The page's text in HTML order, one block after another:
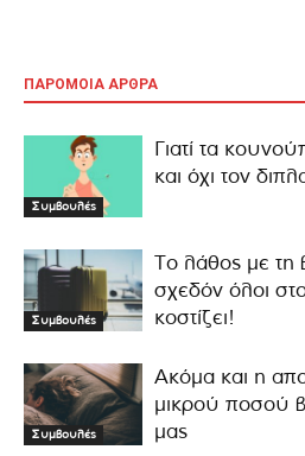
ΠΑΡΟΜΟΙΑ ΑΡΘΡΑ
Συμβουλές
Γιατί τα
και όχι τον
Συμβουλές
Το λάθος με τη
σχεδόν όλοι
κοστίζει!
Συμβουλές
Ακόμα και η
μικρού ποσού
μας